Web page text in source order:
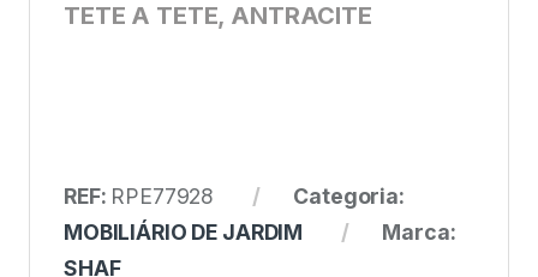
TETE A TETE, ANTRACITE
REF: RPE77928
Categoria:
MOBILIÁRIO DE JARDIM
Marca:
SHAF